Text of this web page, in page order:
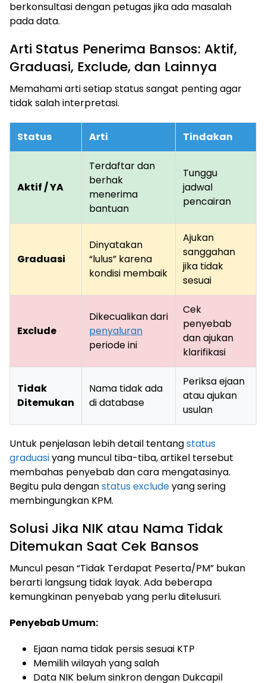
berkonsultasi dengan petugas jika ada masalah
pada data.
Arti Status Penerima Bansos: Aktif,
Graduasi, Exclude, dan Lainnya
Memahami arti setiap status sangat penting agar
tidak salah interpretasi.
Status Arti Tindakan
Aktif / YA
Terdaftar dan
berhak
menerima
bantuan
Tunggu
jadwal
pencairan
Graduasi
Dinyatakan
“lulus” karena
kondisi membaik
Ajukan
sanggahan
jika tidak
sesuai
Exclude
Dikecualikan dari
penyaluran
periode ini
Cek
penyebab
dan ajukan
klarifikasi
Tidak
Ditemukan
Nama tidak ada
di database
Periksa ejaan
atau ajukan
usulan
Untuk penjelasan lebih detail tentangstatus
graduasiyang muncul tiba-tiba, artikel tersebut
membahas penyebab dan cara mengatasinya.
Begitu pula denganstatus excludeyang sering
membingungkan KPM.
Solusi Jika NIK atau Nama Tidak
Ditemukan Saat Cek Bansos
Muncul pesan “Tidak Terdapat Peserta/PM” bukan
berarti langsung tidak layak. Ada beberapa
kemungkinan penyebab yang perlu ditelusuri.
Penyebab Umum:
Ejaan nama tidak persis sesuai KTP
Memilih wilayah yang salah
Data NIK belum sinkron dengan Dukcapil